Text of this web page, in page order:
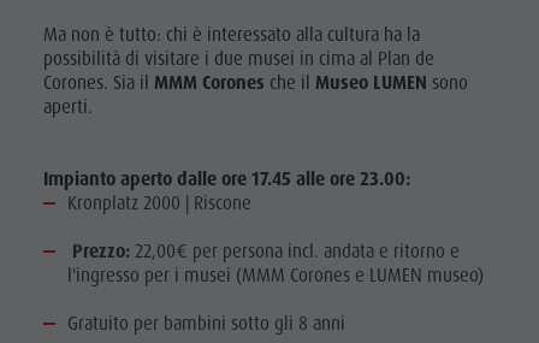
Ma non è tutto: chi è interessato alla cultura ha la
possibilità di visitare i due musei in cima al Plan de
Corones. Sia il MMM Corones che il Museo LUMEN sono
aperti.
Impianto aperto dalle ore 17.45 alle ore 23.00:
Kronplatz 2000 | Riscone
Prezzo: 22,00€ per persona incl. andata e ritorno e
l'ingresso per i musei (MMM Corones e LUMEN museo)
Gratuito per bambini sotto gli 8 anni